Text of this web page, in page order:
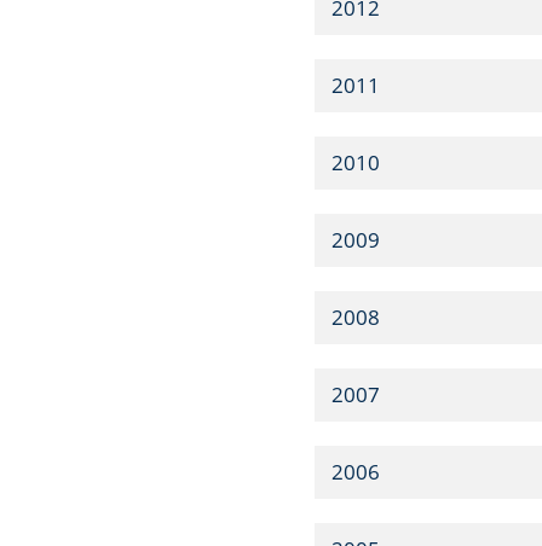
2012
2011
2010
2009
2008
2007
2006